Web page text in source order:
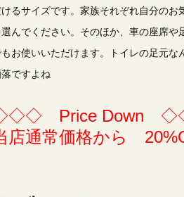
るサイズです。家族それぞれ自分のお
んでください。そのほか、車の座席や
お使いいただけます。トイレの足元な
ですよね
Price Down
店通常価格から